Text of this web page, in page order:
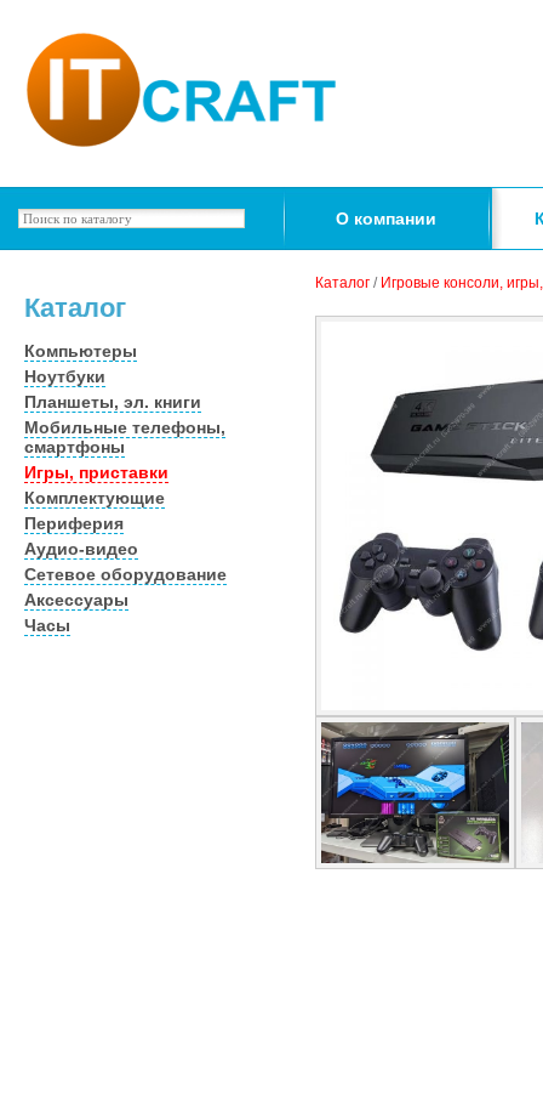
О компании
Каталог
Компьютеры
Ноутбуки
Планшеты, эл. книги
Мобильные телефоны,
смартфоны
Игры, приставки
Комплектующие
Периферия
Аудио-видео
Сетевое оборудование
Аксессуары
Часы
Каталог / Игровые консоли,